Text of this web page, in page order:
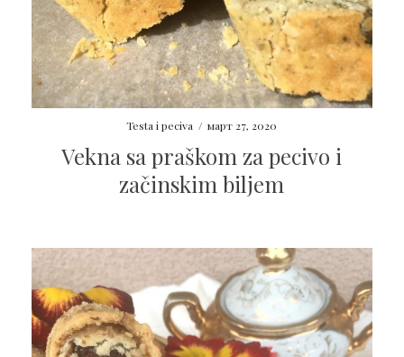
Testa i peciva / март 27, 2020
Vekna sa praškom za pecivo i
začinskim biljem